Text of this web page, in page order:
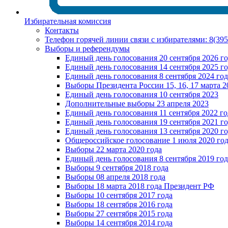
Избирательная комиссия
Контакты
Телефон горячей линии связи с избирателями:
Выборы и референдумы
Единый день голосования 20 сентября 2026
Единый день голосования 14 сентября 2025
Единый день голосования 8 сентября 2024
Выборы Президента России 15, 16, 17 марта
Единый день голосования 10 сентября 2023
Дополнительные выборы 23 апреля 2023
Единый день голосования 11 сентября 2022
Единый день голосования 19 сентября 2021
Единый день голосования 13 сентября 2020
Общероссийское голосование 1 июля 2020
Выборы 22 марта 2020 года
Единый день голосования 8 сентября 2019
Выборы 9 сентября 2018 года
Выборы 08 апреля 2018 года
Выборы 18 марта 2018 года Президент РФ
Выборы 10 сентября 2017 года
Выборы 18 сентября 2016 года
Выборы 27 сентября 2015 года
Выборы 14 сентября 2014 года